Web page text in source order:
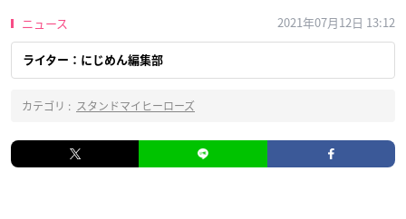
ニュース 2021年07月12日 13:12
ライター：にじめん編集部
カテゴリ : スタンドマイヒーローズ